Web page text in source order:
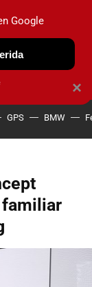
GPS BMW
familiar
×
Google